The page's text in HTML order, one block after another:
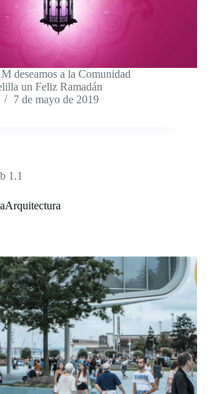
deseamos a la Comunidad
un Feliz Ramadán
7 de mayo de 2019
1.1